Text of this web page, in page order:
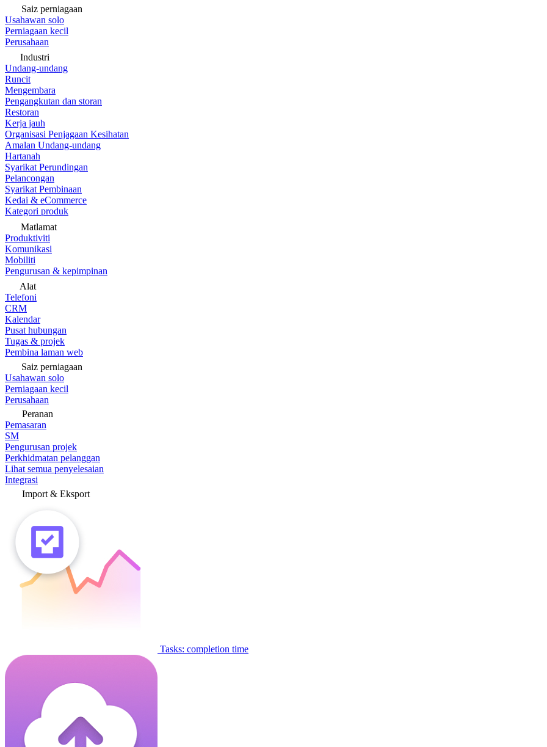
Saiz perniagaan
Usahawan solo
Perniagaan kecil
Perusahaan
Industri
Undang-undang
Runcit
Mengembara
Pengangkutan dan storan
Restoran
Kerja jauh
Organisasi Penjagaan Kesihatan
Amalan Undang-undang
Hartanah
Syarikat Perundingan
Pelancongan
Syarikat Pembinaan
Kedai & eCommerce
Kategori produk
Matlamat
Produktiviti
Komunikasi
Mobiliti
Pengurusan & kepimpinan
Alat
Telefoni
CRM
Kalendar
Pusat hubungan
Tugas & projek
Pembina laman web
Saiz perniagaan
Usahawan solo
Perniagaan kecil
Perusahaan
Peranan
Pemasaran
SM
Pengurusan projek
Perkhidmatan pelanggan
Lihat semua penyelesaian
Integrasi
Import & Eksport
Tasks: completion time